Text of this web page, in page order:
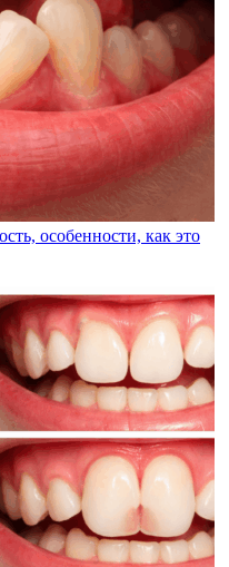
особенности, как это